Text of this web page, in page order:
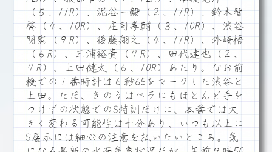
（５、11R）、泥谷一毅（２、11R）、鈴木智
啓（４、10R）、庄司孝輔（３、10R）、渋谷
明憲（９R）、後藤翔之（４、11R）、外崎悟
（６R）、三浦裕貴（７R）、田代達也（２、
７R）、上田健太（６、10R）あたり。なお前
検での１番時計は６秒65をマークした渋谷と
上田。ただ、きのうはペラにもほとんど手を
つけずの状態でのS特訓だけに、本番では大
きく変わる可能性は十分あり、いつも以上に
S展示には細心の注意を払いたいところ。気